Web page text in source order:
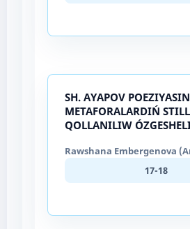
SH. AYAPOV
METAFORALARDIŃ
QOLLANILIW
Rawshana Embergenova
17-18